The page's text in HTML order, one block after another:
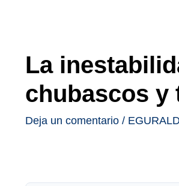
La
chubascos y
Deja un comentario /